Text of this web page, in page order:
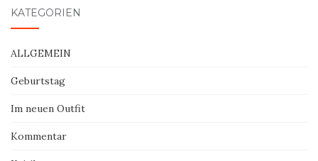
KATEGORIEN
ALLGEMEIN
Geburtstag
Im neuen Outfit
Kommentar